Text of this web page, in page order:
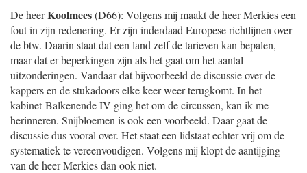
De heerKoolmees(D66): Volgens mij maakt de heer Merkies een
fout in zijn redenering. Er zijn inderdaad Europese richtlijnen over
de btw. Daarin staat dat een land zelf de tarieven kan bepalen,
maar dat er beperkingen zijn als het gaat om het aantal
uitzonderingen. Vandaar dat bijvoorbeeld de discussie over de
kappers en de stukadoors elke keer weer terugkomt. In het
kabinet-Balkenende IV ging het om de circussen, kan ik me
herinneren. Snijbloemen is ook een voorbeeld. Daar gaat de
discussie dus vooral over. Het staat een lidstaat echter vrij om de
systematiek te vereenvoudigen. Volgens mij klopt de aantijging
van de heer Merkies dan ook niet.